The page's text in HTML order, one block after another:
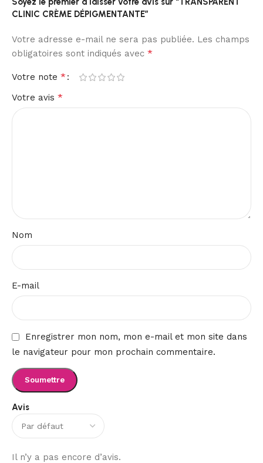
Avis
Il n’y a pas encore d’avis.
CLINIC CRÈME DÉPIGMENTANTE”
Votre adresse e-mail ne sera pas publiée. Les champs
obligatoires sont indiqués avec *
Votre note *
Votre avis *
Nom
E-mail
Enregistrer mon nom, mon e-mail et mon site dans
le navigateur pour mon prochain commentaire.